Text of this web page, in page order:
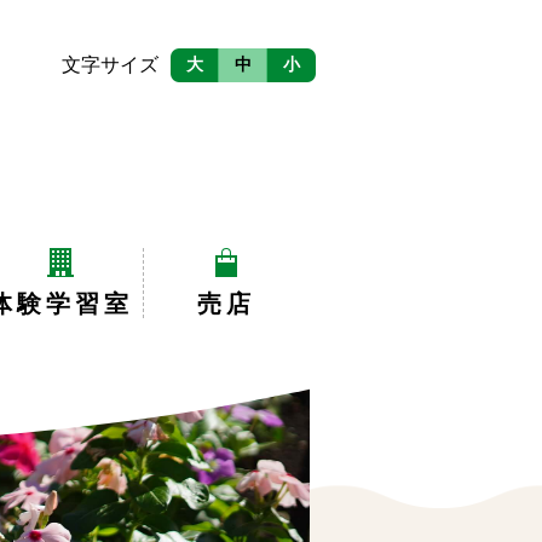
験学習室 売店
文字サイズ 大 中 小